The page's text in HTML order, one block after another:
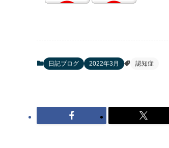
日記ブログ 2022年3月 認知症